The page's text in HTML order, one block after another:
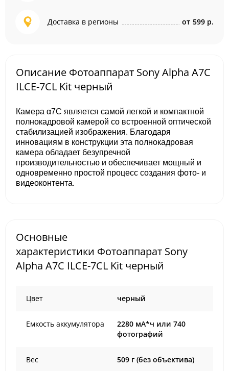
Доставка в регионы от 599 р.
Описание Фотоаппарат Sony Alpha A7C
ILCE-7CL Kit черный
Камера α7C является самой легкой и компактной
полнокадровой камерой со встроенной оптической
стабилизацией изображения. Благодаря
инновациям в конструкции эта полнокадровая
камера обладает безупречной
производительностью и обеспечивает мощный и
одновременно простой процесс создания фото- и
видеоконтента.
Основные
характеристики Фотоаппарат Sony
Alpha A7C ILCE-7CL Kit черный
Цвет черный
Емкость аккумулятора
2280 мА*ч или 740
фотографий
Вес 509 г (без объектива)